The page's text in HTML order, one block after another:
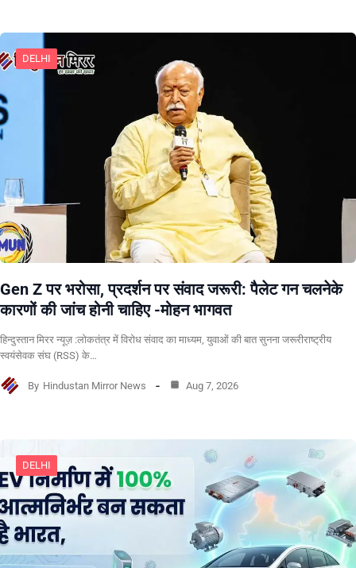
DELHI
Gen Z पर भरोसा, प्रदर्शन पर संवाद जरूरी: पैलेट गन चलनेके
कारणों की जांच होनी चाहिए -मोहन भागवत
हिन्दुस्तान मिरर न्यूज़ :लोकतंत्र में विरोध संवाद का माध्यम, युवाओं की बात सुनना जरूरीराष्ट्रीय
स्वयंसेवक संघ (RSS) के…
By Hindustan Mirror News Aug 7, 2026
DELHI